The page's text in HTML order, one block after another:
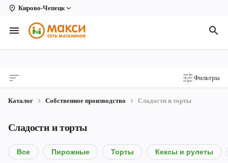
Кирово-Чепецк
Вологда
Архангельск
Киров
Коряжма
Котлас
Фильтры
Каталог Собственное производство Сладости и торты
Сладости и торты
Все Пирожные Торты Кексы и рулеты